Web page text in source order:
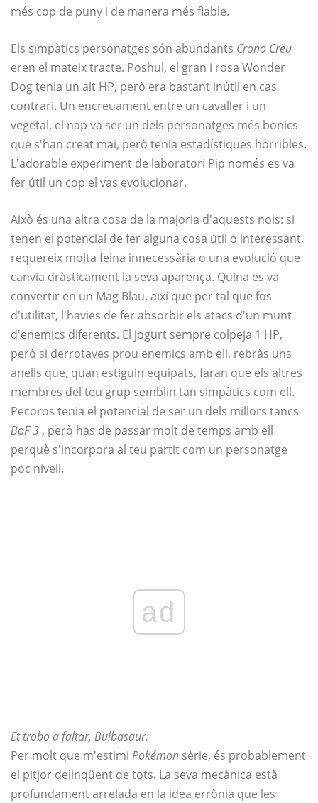
més cop de puny i de manera més fiable.
Els simpàtics personatges són abundants Crono Creu
eren el mateix tracte. Poshul, el gran i rosa Wonder
Dog tenia un alt HP, però era bastant inútil en cas
contrari. Un encreuament entre un cavaller i un
vegetal, el nap va ser un dels personatges més bonics
que s'han creat mai, però tenia estadístiques horribles.
L'adorable experiment de laboratori Pip només es va
fer útil un cop el vas evolucionar.
Això és una altra cosa de la majoria d'aquests nois: si
tenen el potencial de fer alguna cosa útil o interessant,
requereix molta feina innecessària o una evolució que
canvia dràsticament la seva aparença. Quina es va
convertir en un Mag Blau, així que per tal que fos
d'utilitat, l'havies de fer absorbir els atacs d'un munt
d'enemics diferents. El jogurt sempre colpeja 1 HP,
però si derrotaves prou enemics amb ell, rebràs uns
anells que, quan estiguin equipats, faran que els altres
membres del teu grup semblin tan simpàtics com ell.
Pecoros tenia el potencial de ser un dels millors tancs
BoF 3 , però has de passar molt de temps amb ell
perquè s'incorpora al teu partit com un personatge
poc nivell.
ad
Et trobo a faltar, Bulbasaur.
Per molt que m'estimi Pokémon sèrie, és probablement
el pitjor delinqüent de tots. La seva mecànica està
profundament arrelada en la idea errònia que les